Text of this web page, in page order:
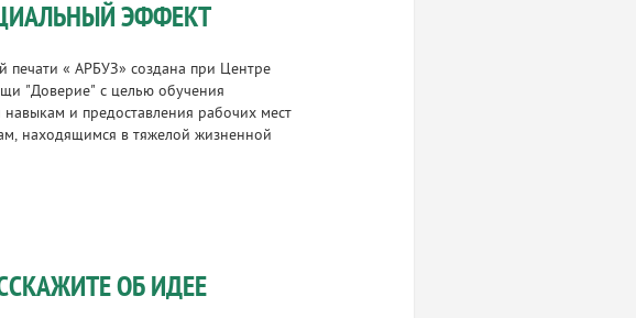
ЭФФЕКТ
печати « АРБУЗ» создана при Центре
"Доверие" с целью обучения
и предоставления рабочих мест
находящимся в тяжелой жизненной
ОБ ИДЕЕ